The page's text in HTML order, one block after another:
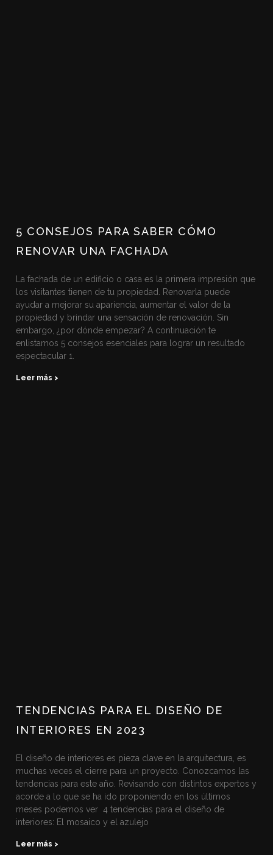
5 CONSEJOS PARA SABER CÓMO
RENOVAR UNA FACHADA
La fachada de un edificio o casa es la primera impresión que
los visitantes tienen de tu propiedad. Renovarla puede
ayudar a mejorar su apariencia, aumentar el valor de la
propiedad y brindar una sensación de renovación. Sin
embargo, ¿por dónde empezar? A continuación te
enlistamos 5 consejos esenciales para lograr un resultado
espectacular 1.
Leer más >
TENDENCIAS PARA EL DISEÑO DE
INTERIORES EN 2023
El diseño de interiores es pieza clave en la arquitectura, es
muchas veces el cierre para un proyecto. Conozcamos las
tendencias para este año. Revisando con distintos expertos y
acorde a lo que se ha ido proponiendo en los últimos
meses podemos ver 4 tendencias para el diseño de
interiores: El mosaico y el azulejo
Leer más >